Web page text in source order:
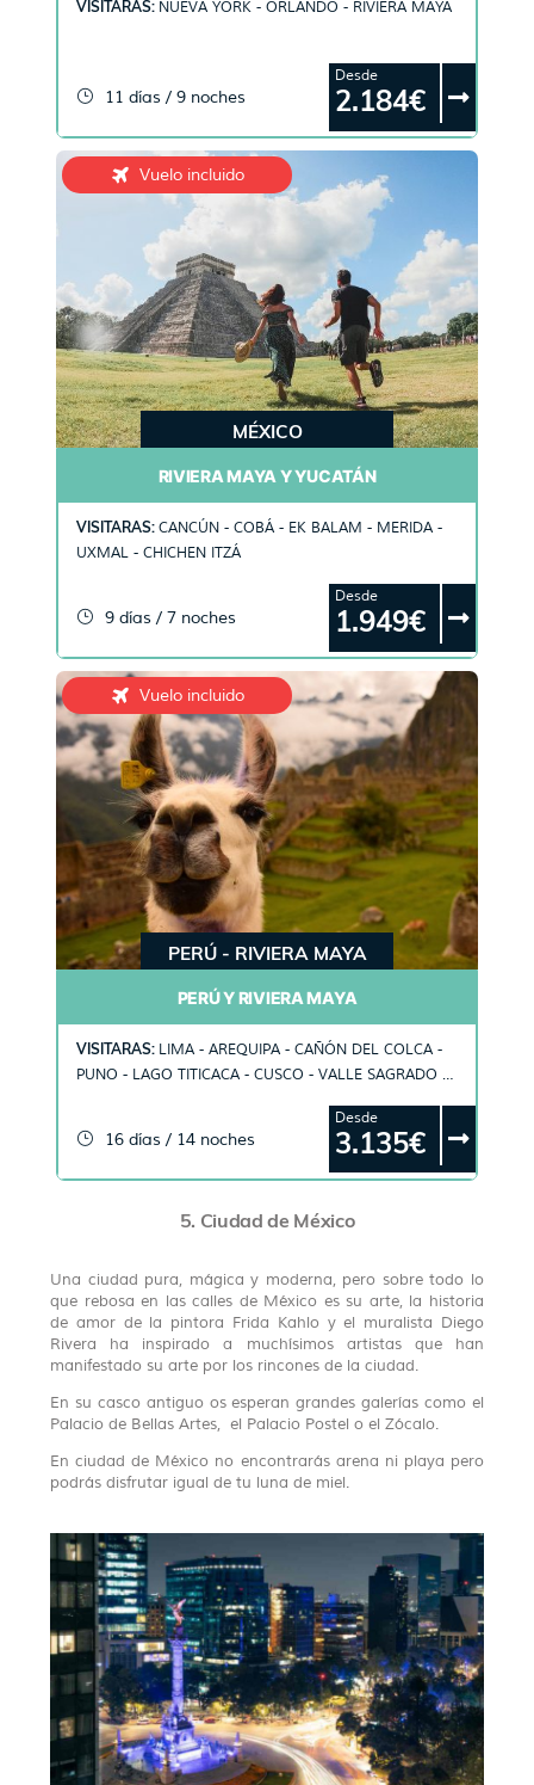
VISITARAS: NUEVA YORK - ORLANDO - RIVIERA MAYA
11 días / 9 noches
Desde
2.184€
Vuelo incluido
MÉXICO
RIVIERA MAYA Y YUCATÁN
VISITARAS: CANCÚN - COBÁ - EK BALAM - MERIDA -
UXMAL - CHICHEN ITZÁ
9 días / 7 noches
Desde
1.949€
Vuelo incluido
PERÚ - RIVIERA MAYA
PERÚ Y RIVIERA MAYA
VISITARAS: LIMA - AREQUIPA - CAÑÓN DEL COLCA -
PUNO - LAGO TITICACA - CUSCO - VALLE SAGRADO -
16 días / 14 noches
Desde
3.135€
5. Ciudad de México
Una ciudad pura, mágica y moderna, pero sobre todo lo
que rebosa en las calles de México es su arte, la historia
de amor de la pintora Frida Kahlo y el muralista Diego
Rivera ha inspirado a muchísimos artistas que han
manifestado su arte por los rincones de la ciudad.
En su casco antiguo os esperan grandes galerías como el
Palacio de Bellas Artes, el Palacio Postel o el Zócalo.
En ciudad de México no encontrarás arena ni playa pero
podrás disfrutar igual de tu luna de miel.